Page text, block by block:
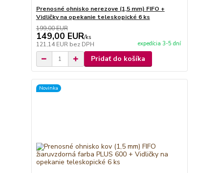
Prenosné ohnisko nerezove (1,5 mm) FIFO +
Vidličky na opekanie teleskopické 6 ks
199,00 EUR
149,00 EUR/ks
121,14 EUR bez DPH expedícia 3-5 dní
Pridať do košíka
Novinka